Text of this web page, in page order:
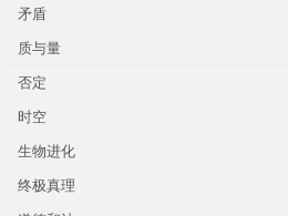
矛盾
质与量
否定
时空
生物进化
终极真理